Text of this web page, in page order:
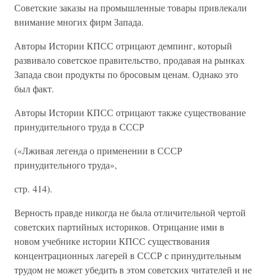
Советские заказы на промышленные товары привлекали
внимание многих фирм Запада.
Авторы Истории КПСС отрицают демпинг, который
развивало советское правительство, продавая на рынках
Запада свои продукты по бросовым ценам. Однако это
был факт.
Авторы Истории КПСС отрицают также существование
принудительного труда в СССР
(«Лживая легенда о применении в СССР
принудительного труда»,
стр. 414).
Верность правде никогда не была отличительной чертой
советских партийных историков. Отрицание ими в
новом учебнике истории КПСС существования
концентрационных лагерей в СССР с принудительным
трудом не может убедить в этом советских читателей и не